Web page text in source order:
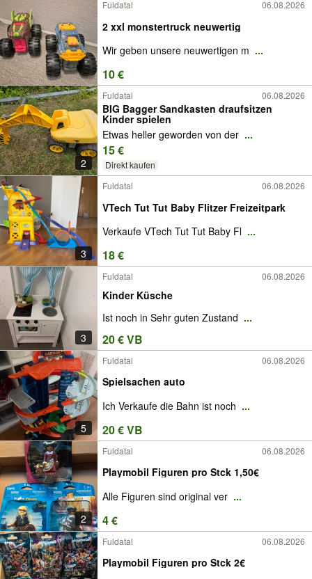
Fuldatal 06.08.2026
2 xxl monstertruck neuwertig
Wir geben unsere neuwertigen m ...
10 €
2
Fuldatal 06.08.2026
BIG Bagger Sandkasten draufsitzen
Kinder spielen
Etwas heller geworden von der ...
15 €
Direkt kaufen
3
Fuldatal 06.08.2026
VTech Tut Tut Baby Flitzer Freizeitpark
Verkaufe VTech Tut Tut Baby Fl ...
18 €
3
Fuldatal 06.08.2026
Kinder Küsche
Ist noch in Sehr guten Zustand ...
20 € VB
5
Fuldatal 06.08.2026
Spielsachen auto
Ich Verkaufe die Bahn ist noch ...
20 € VB
2
Fuldatal 06.08.2026
Playmobil Figuren pro Stck 1,50€
Alle Figuren sind original ver ...
4 €
Fuldatal 06.08.2026
Playmobil Figuren pro Stck 2€